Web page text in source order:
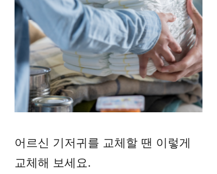
어르신 기저귀를 교체할 땐 이렇게
교체해 보세요 .